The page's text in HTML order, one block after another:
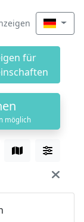
für
möglich